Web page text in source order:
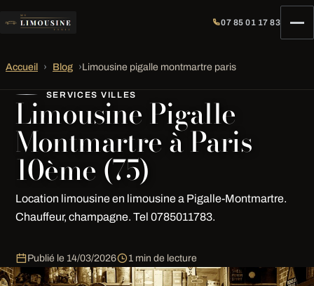
07 85 01 17 83
Accueil › Blog ›Limousine pigalle montmartre paris
SERVICES VILLES
Limousine Pigalle
Montmartre à Paris
10ème (75)
Location limousine en limousine a Pigalle-Montmartre.
Chauffeur, champagne. Tel 0785011783.
Publié le 14/03/2026 1 min de lecture